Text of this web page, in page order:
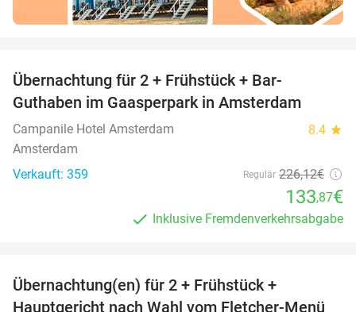
Übernachtung für 2 + Frühstück + Bar-
Guthaben im Gaasperpark in Amsterdam
Campanile Hotel Amsterdam 8.4 star
Amsterdam
Verkauft: 359
Regulär 226,12€
133,87€
Inklusive Fremdenverkehrsabgabe
Übernachtung(en) für 2 + Frühstück +
Hauptgericht nach Wahl vom Fletcher-Menü